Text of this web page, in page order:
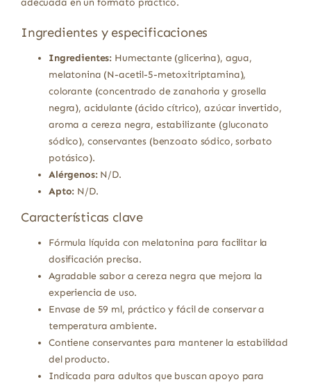
Ingredientes y especificaciones
Ingredientes: Humectante (glicerina), agua,
melatonina (N-acetil-5-metoxitriptamina),
colorante (concentrado de zanahoria y grosella
negra), acidulante (ácido cítrico), azúcar invertido,
aroma a cereza negra, estabilizante (gluconato
sódico), conservantes (benzoato sódico, sorbato
potásico).
Alérgenos:N/D.
Apto: N/D.
Características clave
Fórmula líquida con melatonina para facilitar la
dosificación precisa.
Agradable sabor a cereza negra que mejora la
experiencia de uso.
Envase de 59 ml, práctico y fácil de conservar a
temperatura ambiente.
Contiene conservantes para mantener la estabilidad
del producto.
Indicada para adultos que buscan apoyo para